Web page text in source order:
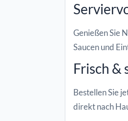
Genießen Sie
Saucen und
Frisch &
Bestellen Sie
direkt nach